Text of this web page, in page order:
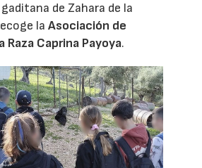
de Zahara de la
laAsociación de
Raza Caprina Payoya.